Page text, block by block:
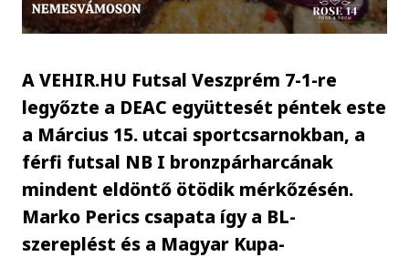
A VEHIR.HU Futsal Veszprém 7-1-re
legyőzte a DEAC együttesét péntek este
a Március 15. utcai sportcsarnokban, a
férfi futsal NB I bronzpárharcának
mindent eldöntő ötödik mérkőzésén.
Marko Perics csapata így a BL-
szereplést és a Magyar Kupa-